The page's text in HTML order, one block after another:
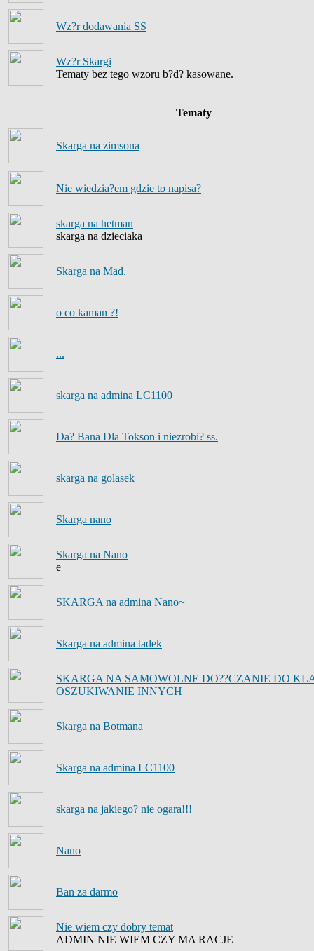
Wz?r dodawania SS
Wz?r Skargi
Tematy bez tego wzoru b?d? kasowane.
Tematy
Skarga na zimsona
Nie wiedzia?em gdzie to napisa?
skarga na hetman
skarga na dzieciaka
Skarga na Mad.
o co kaman ?!
...
skarga na admina LC1100
Da? Bana Dla Tokson i niezrobi? ss.
skarga na golasek
Skarga nano
Skarga na Nano
e
SKARGA na admina Nano~
Skarga na admina tadek
SKARGA NA SAMOWOLNE DO??CZANIE DO
OSZUKIWANIE INNYCH
Skarga na Botmana
Skarga na admina LC1100
skarga na jakiego? nie ogara!!!
Nano
Ban za darmo
Nie wiem czy dobry temat
ADMIN NIE WIEM CZY MA RACJE